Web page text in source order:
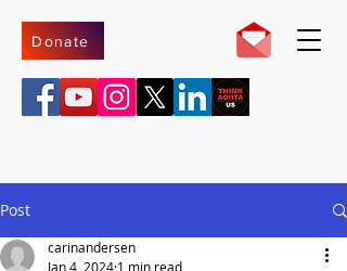
Donate
Post
carinandersen
Jan 4, 2024 1 min read